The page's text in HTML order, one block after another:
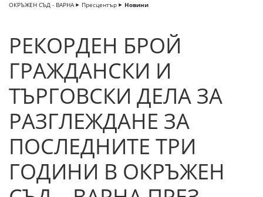
ОКРЪЖЕН СЪД - ВАРНА Пресцентър Новини
РЕКОРДЕН БРОЙ
ГРАЖДАНСКИ И
ТЪРГОВСКИ ДЕЛА ЗА
РАЗГЛЕЖДАНЕ ЗА
ПОСЛЕДНИТЕ ТРИ
ГОДИНИ В ОКРЪЖЕН